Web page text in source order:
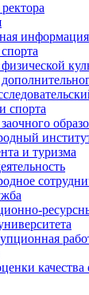
спорта
и туризма
качества